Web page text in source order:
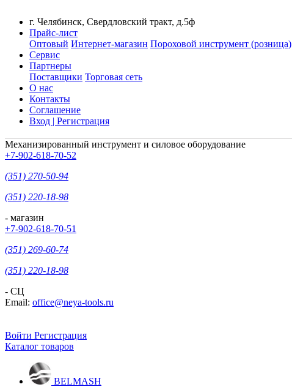
г. Челябинск, Свердловский тракт, д.5ф
Прайс-лист
Оптовый Интернет-магазин Пороховой инструмент (розница)
Сервис
Партнеры
Поставщики Торговая сеть
О нас
Контакты
Соглашение
Вход | Регистрация
Механизированный инструмент и силовое оборудование
+7-902-618-70-52
(351) 270-50-94
(351) 220-18-98
- магазин
+7-902-618-70-51
(351) 269-60-74
(351) 220-18-98
- СЦ
Email: office@neya-tools.ru
Войти Регистрация
Каталог товаров
BELMASH